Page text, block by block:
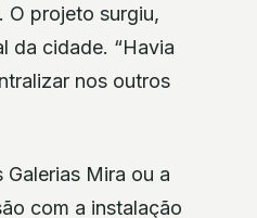
O projeto surgiu,
da cidade. “Havia
nos outros
Mira ou a
com a instalação